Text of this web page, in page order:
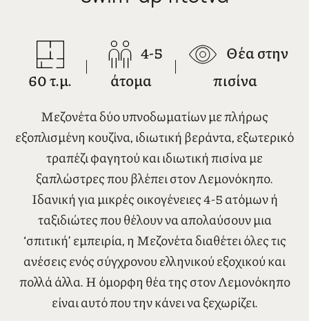
Μεζονέτες 2 δωματίων με
swim-up πισίνα
60 τ.μ.
4-5
άτομα
Θέα στην
πισίνα
Μεζονέτα δύο υπνοδωματίων με πλήρως
εξοπλισμένη κουζίνα, ιδιωτική βεράντα, εξωτερικό
τραπέζι φαγητού και ιδιωτική πισίνα με
ξαπλώστρες που βλέπει στον Λεμονόκηπο.
Ιδανική για μικρές οικογένειες 4-5 ατόμων ή
ταξιδιώτες που θέλουν να απολαύσουν μια